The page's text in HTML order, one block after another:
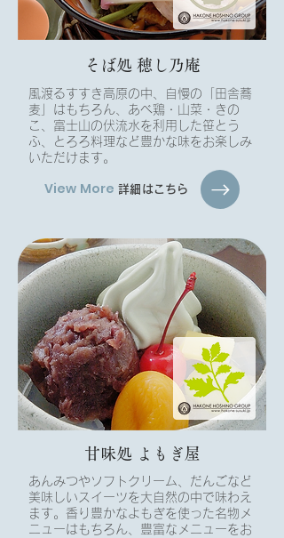
そば処 穂し乃庵​
風渡るすすき高原の中、自慢の「田舎蕎
麦」はもちろん、あべ鶏・山菜・きの
こ、富士山の伏流水を利用した笹とう
ふ、とろろ料理など豊かな味をお楽しみ
いただけます。
View More 詳細はこちら
甘味処 よもぎ屋​
あんみつやソフトクリーム、だんごなど
美味しいスイーツを大自然の中で味わえ
ます。香り豊かなよもぎを使った名物メ
ニューはもちろん、豊富なメニューをお